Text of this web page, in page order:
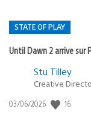
STATE OF PLAY
Until Dawn 2 arrive sur
Postée
:
Stu Tilley
Creative
Date
03/06/2026 16